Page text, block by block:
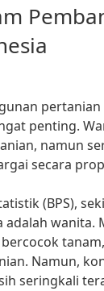
penting.
namun
secara
(BPS),
wanita.
Namun,
seringkali